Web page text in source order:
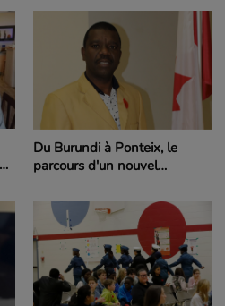
l'école du Parc
Du Burundi à Ponteix, le
parcours d'un nouvel